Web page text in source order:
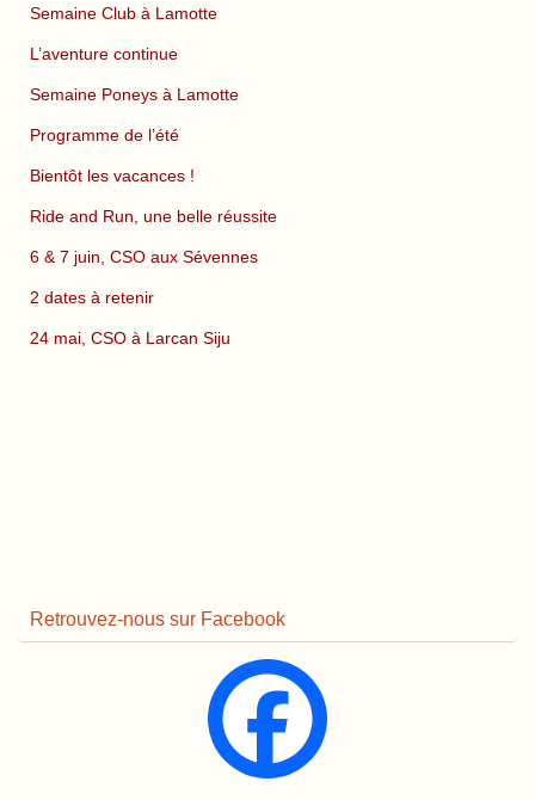
Semaine Club à Lamotte
L’aventure continue
Semaine Poneys à Lamotte
Programme de l’été
Bientôt les vacances !
Ride and Run, une belle réussite
6 & 7 juin, CSO aux Sévennes
2 dates à retenir
24 mai, CSO à Larcan Siju
Retrouvez-nous sur Facebook